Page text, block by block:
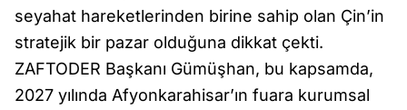
seyahat hareketlerinden birine sahip olan Çin’in
stratejik bir pazar olduğuna dikkat çekti.
ZAFTODER Başkanı Gümüşhan, bu kapsamda,
2027 yılında Afyonkarahisar’ın fuara kurumsal